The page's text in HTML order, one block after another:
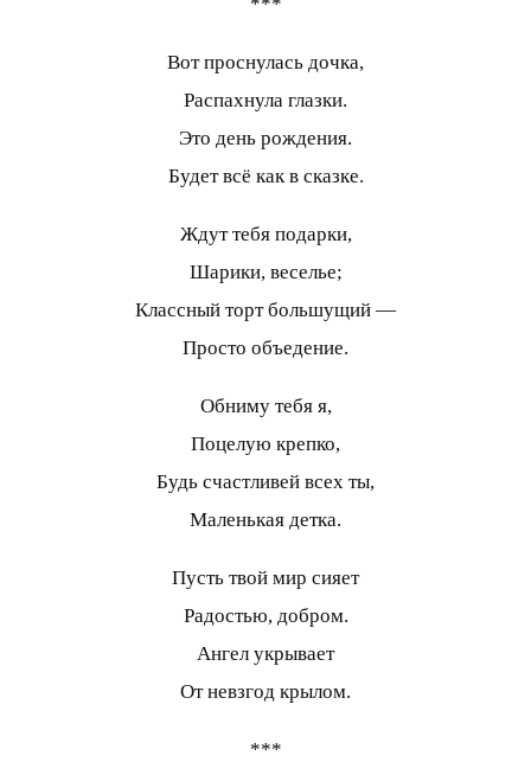
Вот проснулась дочка,
Распахнула глазки.
Это день рождения.
Будет всё как в сказке.
Ждут тебя подарки,
Шарики, веселье;
Классный торт большущий —
Просто объедение.
Обниму тебя я,
Поцелую крепко,
Будь счастливей всех ты,
Маленькая детка.
Пусть твой мир сияет
Радостью, добром.
Ангел укрывает
От невзгод крылом.
***